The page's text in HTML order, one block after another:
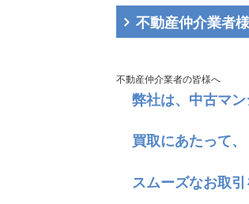
不動産仲介業者
不動産仲介業者の皆様へ
弊社は、中古マ
買取にあたって、
スムーズなお取